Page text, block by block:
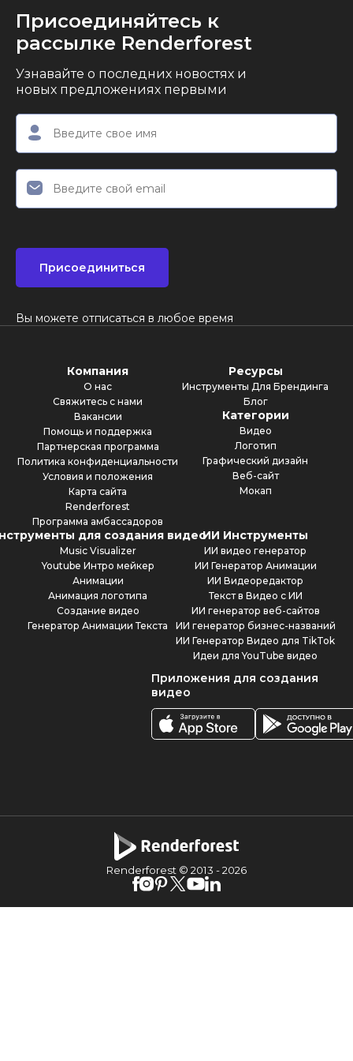
Присоединяйтесь к
рассылке Renderforest
Узнавайте о последних новостях и
новых предложениях первыми
Присоединиться
Вы можете отписаться в любое время
Компания
О нас
Свяжитесь с нами
Вакансии
Помощь и поддержка
Партнерская программа
Политика конфиденциальности
Условия и положения
Карта сайта
Renderforest
Программа амбассадоров
Ресурсы
Инструменты Для Брендинга
Блог
Категории
Видео
Логотип
Графический дизайн
Веб-сайт
Мокап
для создания видео
Music Visualizer
Youtube Интро мейкер
Анимации
Анимация логотипа
Создание видео
Генератор Анимации Текста
ИИ Инструменты
ИИ видео генератор
ИИ Генератор Анимации
ИИ Видеоредактор
Текст в Видео с ИИ
ИИ генератор веб-сайтов
ИИ генератор бизнес-названий
ИИ Генератор Видео для TikTok
Идеи для YouTube видео
Приложения для создания
видео
Renderforest © 2013 -2026